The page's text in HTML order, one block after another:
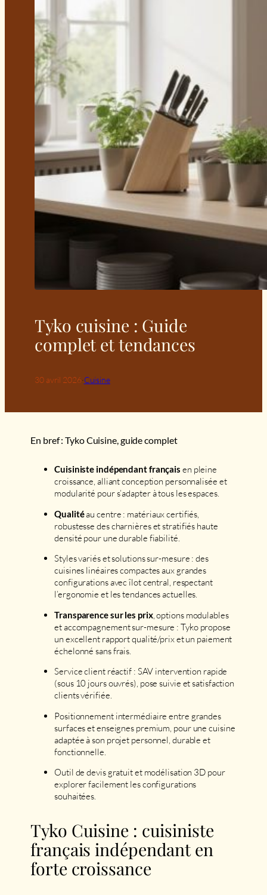
Tyko cuisine : Guide
complet et tendances
30 avril 2026·Cuisine
En bref : Tyko Cuisine, guide complet
Cuisiniste indépendant français en pleine
croissance, alliant conception personnalisée et
modularité pour s’adapter à tous les espaces.
Qualitéau centre : matériaux certifiés,
robustesse des charnières et stratifiés haute
densité pour une durable fiabilité.
Styles variés et solutions sur-mesure : des
cuisines linéaires compactes aux grandes
configurations avec îlot central, respectant
l’ergonomie et les tendances actuelles.
Transparence sur les prix, options modulables
et accompagnement sur-mesure : Tyko propose
un excellent rapport qualité/prix et un paiement
échelonné sans frais.
Service client réactif : SAV intervention rapide
(sous 10 jours ouvrés), pose suivie et satisfaction
clients vérifiée.
Positionnement intermédiaire entre grandes
surfaces et enseignes premium, pour une cuisine
adaptée à son projet personnel, durable et
fonctionnelle.
Outil de devis gratuit et modélisation 3D pour
explorer facilement les configurations
souhaitées.
Tyko Cuisine : cuisiniste
français indépendant en
forte croissance